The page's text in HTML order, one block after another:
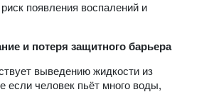
появления воспалений и
и потеря защитного барьера
выведению жидкости из
если человек пьёт много воды,